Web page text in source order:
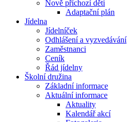
Nově příchozí děti
Adaptační plán
Jídelna
Jídelníček
Odhlášení a vyzvedávání
Zaměstnanci
Ceník
Řád jídelny
Školní družina
Základní informace
Aktuální informace
Aktuality
Kalendář akcí